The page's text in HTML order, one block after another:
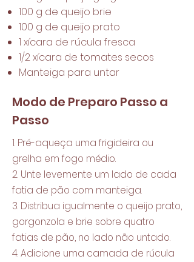
100 g de queijo brie
100 g de queijo prato
1 xícara de rúcula fresca
1/2 xícara de tomates secos
Manteiga para untar
Modo de Preparo Passo a
Passo
1. Pré-aqueça uma frigideira ou
grelha em fogo médio.
2. Unte levemente um lado de cada
fatia de pão com manteiga.
3. Distribua igualmente o queijo prato,
gorgonzola e brie sobre quatro
fatias de pão, no lado não untado.
4. Adicione uma camada de rúcula